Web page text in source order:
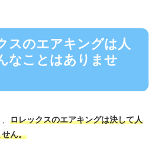
スのエアキングは人
なことはありませ
ロレックスのエアキングは決して人
ん。